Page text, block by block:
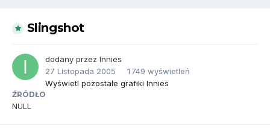
Slingshot
dodany przez Innies
27 Listopada 2005
1 749 wyświetleń
Wyświetl pozostałe grafiki Innies
ŹRÓDŁO
NULL